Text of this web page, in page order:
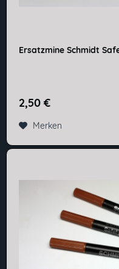
Ersatzmine Schmidt
2,50 €
Merken